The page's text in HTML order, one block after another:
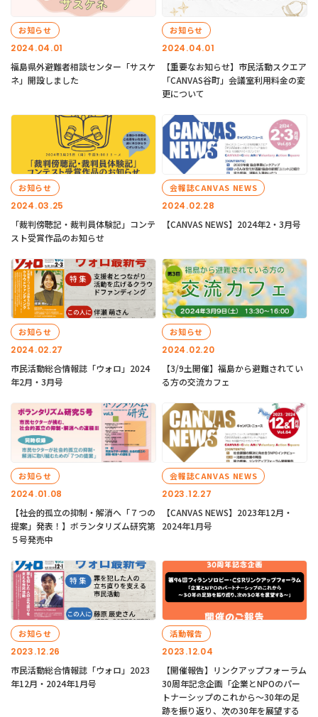
2024.04.01
お知らせ
福島県外避難者相談センター「サスケ
ネ」開設しました
2024.04.01
お知らせ
【重要なお知らせ】市民活動スクエア
「CANVAS谷町」会議室利用料金の変
更について
2024.03.25
お知らせ
「裁判傍聴記・裁判員体験記」コンテ
スト受賞作品のお知らせ
2024.02.28
会報誌CANVAS NEWS
【CANVAS NEWS】2024年2・3月号
2024.02.27
お知らせ
市民活動総合情報誌「ウォロ」2024
年2月・3月号
2024.02.20
お知らせ
【3/9土開催】福島から避難されてい
る方の交流カフェ
2024.01.08
お知らせ
【社会的孤立の抑制・解消へ「７つの
提案」発表！】ボランタリズム研究第
５号発売中
2023.12.27
会報誌CANVAS NEWS
【CANVAS NEWS】2023年12月・
2024年1月号
2023.12.26
お知らせ
市民活動総合情報誌「ウォロ」2023
年12月・2024年1月号
2023.12.04
活動報告
【開催報告】リンクアップフォーラム
30周年記念企画「企業とNPOのパー
トナーシップのこれから～30年の足
跡を振り返り、次の30年を展望する